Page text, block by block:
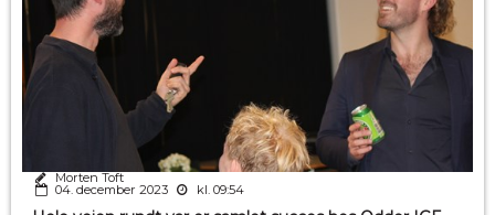
Morten Toft
04. december 2023 kl. 09:54